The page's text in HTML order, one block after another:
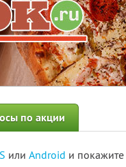
по акции
или Android и